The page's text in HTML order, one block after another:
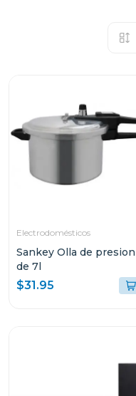
Electrodomésticos
Sankey Olla de presion
de 7l
$31.95